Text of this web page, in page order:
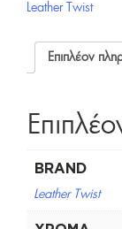
Leather Twist
Επιπλέον
BRAND
Leather Twist